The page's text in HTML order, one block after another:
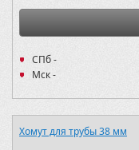
СПб -
Мск -
Хомут для трубы 38 мм